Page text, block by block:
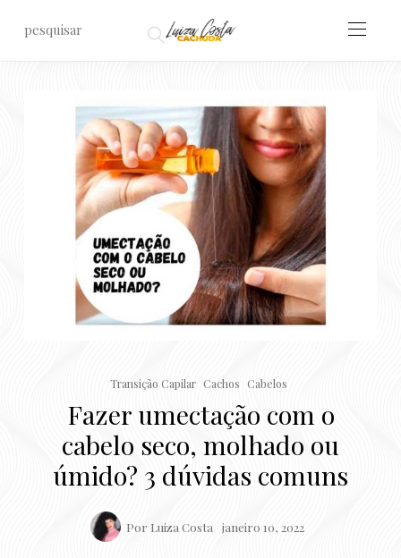
Transição Capilar Cachos Cabelos
Fazer umectação com o
cabelo seco, molhado ou
úmido? 3 dúvidas comuns
Por Luiza Costa janeiro 10, 2022